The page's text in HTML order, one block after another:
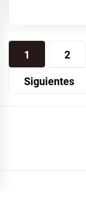
Navegación
de
entradas
1 2
Siguientes